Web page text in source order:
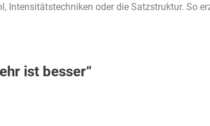
Intensitätstechniken oder die Satzstruktur. So
ist besser“